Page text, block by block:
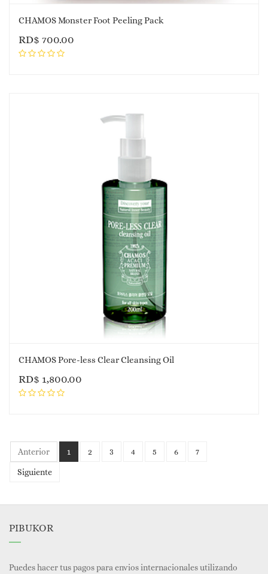
CHAMOS Monster Foot Peeling Pack
RD$ 700.00
CHAMOS Pore-less Clear Cleansing Oil
RD$ 1,800.00
Anterior 1 2 3 4 5 6 7
Siguiente
PIBUKOR
Puedes hacer tus pagos para envios internacionales utilizando